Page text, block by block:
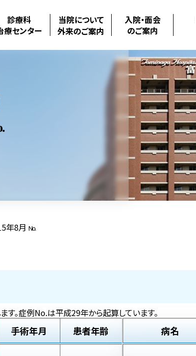
診療科
療センター
当院について
外来のご案内
入院・面会
のご案内
年8月No.
す。症例No.は平成29年から起算しています。
手術年月 患者年齢 病名